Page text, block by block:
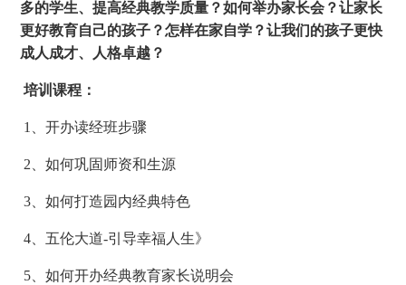
多的学生、提高经典教学质量？如何举办家长会？让家长
更好教育自己的孩子？怎样在家自学？让我们的孩子更快
成人成才、人格卓越？
培训课程：
1、开办读经班步骤
2、如何巩固师资和生源
3、如何打造园内经典特色
4、五伦大道-引导幸福人生》
5、如何开办经典教育家长说明会